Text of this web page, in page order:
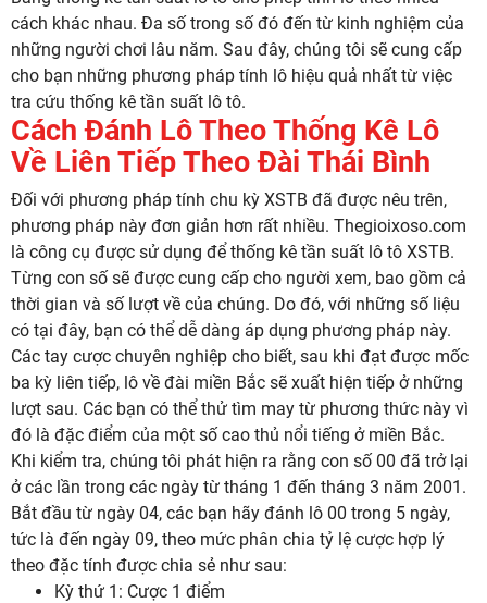
cách khác nhau. Đa số trong số đó đến từ kinh nghiệm của
những người chơi lâu năm. Sau đây, chúng tôi sẽ cung cấp
cho bạn những phương pháp tính lô hiệu quả nhất từ việc
tra cứu thống kê tần suất lô tô.
Cách Đánh Lô Theo Thống Kê Lô
Về Liên Tiếp Theo Đài Thái Bình
Đối với phương pháp tính chu kỳ XSTB đã được nêu trên,
phương pháp này đơn giản hơn rất nhiều. Thegioixoso.com
là công cụ được sử dụng để thống kê tần suất lô tô XSTB.
Từng con số sẽ được cung cấp cho người xem, bao gồm cả
thời gian và số lượt về của chúng. Do đó, với những số liệu
có tại đây, bạn có thể dễ dàng áp dụng phương pháp này.
Các tay cược chuyên nghiệp cho biết, sau khi đạt được mốc
ba kỳ liên tiếp, lô về đài miền Bắc sẽ xuất hiện tiếp ở những
lượt sau. Các bạn có thể thử tìm may từ phương thức này vì
đó là đặc điểm của một số cao thủ nổi tiếng ở miền Bắc.
Khi kiểm tra, chúng tôi phát hiện ra rằng con số 00 đã trở lại
ở các lần trong các ngày từ tháng 1 đến tháng 3 năm 2001.
Bắt đầu từ ngày 04, các bạn hãy đánh lô 00 trong 5 ngày,
tức là đến ngày 09, theo mức phân chia tỷ lệ cược hợp lý
theo đặc tính được chia sẻ như sau:
Kỳ thứ 1: Cược 1 điểm